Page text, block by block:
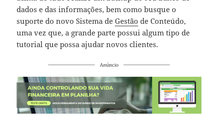
dados e das informações, bem como busque o
suporte do novo Sistema deGestão de Conteúdo,
uma vez que, a grande parte possui algum tipo de
tutorial que possa ajudar novos clientes.
Anúncio